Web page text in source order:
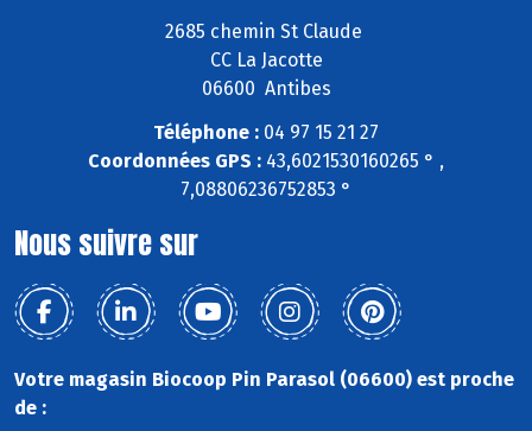
2685 chemin St Claude
CC La Jacotte
06600 Antibes
Téléphone : 04 97 15 21 27
Coordonnées GPS : 43,6021530160265 ° ,
7,08806236752853 °
Nous suivre sur
Votre magasin Biocoop Pin Parasol (06600) est proche
de :